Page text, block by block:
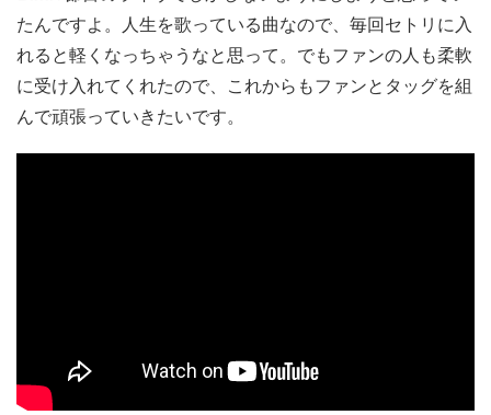
たんですよ。人生を歌っている曲なので、毎回セトリに入
れると軽くなっちゃうなと思って。でもファンの人も柔軟
に受け入れてくれたので、これからもファンとタッグを組
んで頑張っていきたいです。